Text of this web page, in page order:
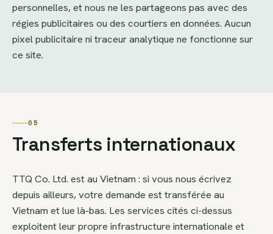
personnelles, et nous ne les partageons pas avec des
régies publicitaires ou des courtiers en données. Aucun
pixel publicitaire ni traceur analytique ne fonctionne sur
ce site.
05
Transferts internationaux
TTQ Co. Ltd. est au Vietnam : si vous nous écrivez
depuis ailleurs, votre demande est transférée au
Vietnam et lue là-bas. Les services cités ci-dessus
exploitent leur propre infrastructure internationale et